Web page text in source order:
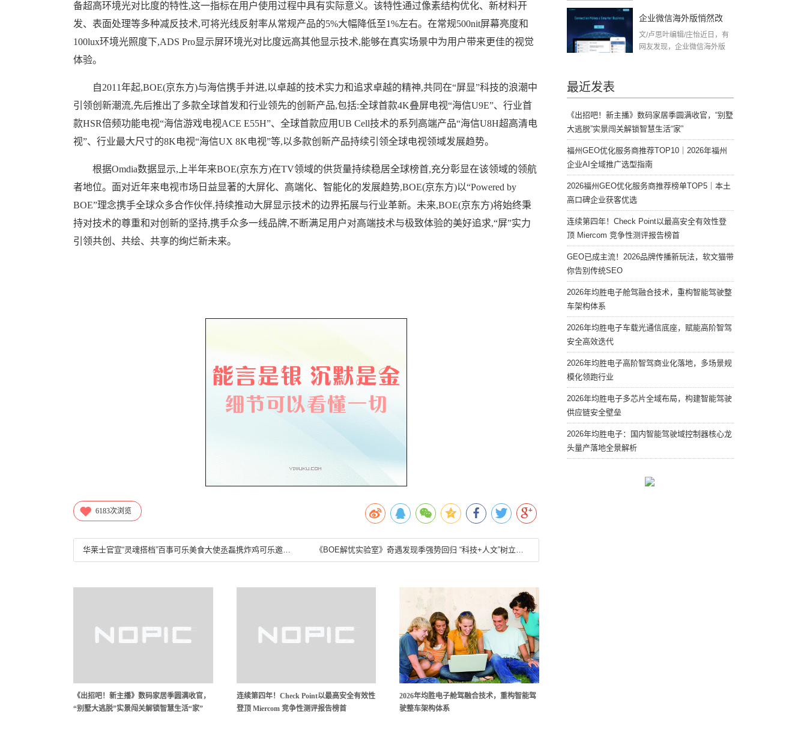
备超高环境光对比度的特性,这一指标在用户使用过程中具有实际意义。该特性通过像素结构优化、新材料开
发、表面处理等多种减反技术,可将光线反射率从常规产品的5%大幅降低至1%左右。在常规500nit屏幕亮度和
100lux环境光照度下,ADS Pro显示屏环境光对比度远高其他显示技术,能够在真实场景中为用户带来更佳的视觉
体验。
自2011年起,BOE(京东方)与海信携手并进,以卓越的技术实力和追求卓越的精神,共同在“屏显”科技的浪潮中
引领创新潮流,先后推出了多款全球首发和行业领先的创新产品,包括:全球首款4K叠屏电视“海信U9E”、行业首
款HSR倍频功能电视“海信游戏电视ACE E55H”、全球首款应用UB Cell技术的系列高端产品“海信U8H超高清电
视”、行业最大尺寸的8K电视“海信UX 8K电视”等,以多款创新产品持续引领全球电视领域发展趋势。
根据Omdia数据显示,上半年来BOE(京东方)在TV领域的供货量持续稳居全球榜首,充分彰显在该领域的领航
者地位。面对近年来电视市场日益显著的大屏化、高端化、智能化的发展趋势,BOE(京东方)以“Powered by
BOE”理念携手全球众多合作伙伴,持续推动大屏显示技术的边界拓展与行业革新。未来,BOE(京东方)将始终秉
持对技术的尊重和对创新的坚持,携手众多一线品牌,不断满足用户对高端技术与极致体验的美好追求,“屏”实力
引领共创、共绘、共享的绚烂新未来。
6183次浏览
华莱士官宣“灵魂搭档”百事可乐美食大使丞磊携炸鸡可乐邀您观战 《BOE解忧实验室》奇遇发现季强势回归 “科技+人文”树立行业营销新典范
《出招吧！新主播》数码家居季圆满收官，
“别墅大逃脱”实景闯关解锁智慧生活“家”
连续第四年！Check Point以最高安全有效性
登顶 Miercom 竞争性测评报告榜首
2026年均胜电子舱驾融合技术，重构智能驾
驶整车架构体系
企业微信海外版悄然改
名，或与美国禁令有关
文/卢思叶编辑/庄怡近日，有
网友发现，企业微信海外版
最近发表
《出招吧！新主播》数码家居季圆满收官，“别墅
大逃脱”实景闯关解锁智慧生活“家”
福州GEO优化服务商推荐TOP10｜2026年福州
企业AI全域推广选型指南
2026福州GEO优化服务商推荐榜单TOP5｜本土
高口碑企业获客优选
连续第四年！Check Point以最高安全有效性登
顶 Miercom 竞争性测评报告榜首
GEO已成主流！2026品牌传播新玩法，软文猫带
你告别传统SEO
2026年均胜电子舱驾融合技术，重构智能驾驶整
车架构体系
2026年均胜电子车载光通信底座，赋能高阶智驾
安全高效迭代
2026年均胜电子高阶智驾商业化落地，多场景规
模化领跑行业
2026年均胜电子多芯片全域布局，构建智能驾驶
供应链安全壁垒
2026年均胜电子：国内智能驾驶域控制器核心龙
头量产落地全景解析